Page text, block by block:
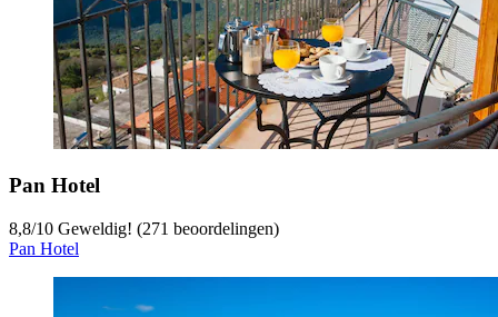
Pan Hotel
8,8/10 Geweldig! (271 beoordelingen)
Pan Hotel